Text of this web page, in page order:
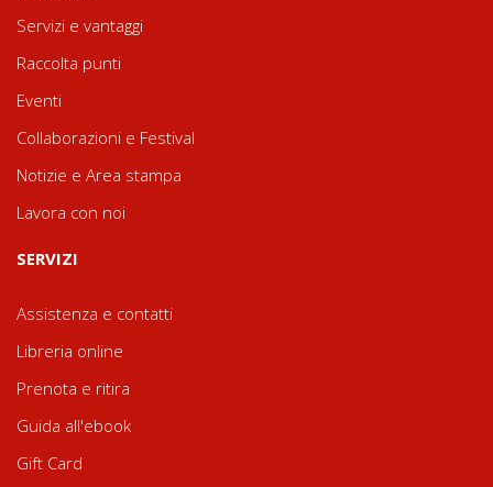
Servizi e vantaggi
Raccolta punti
Eventi
Collaborazioni e Festival
Notizie e Area stampa
Lavora con noi
SERVIZI
Assistenza e contatti
Libreria online
Prenota e ritira
Guida all'ebook
Gift Card